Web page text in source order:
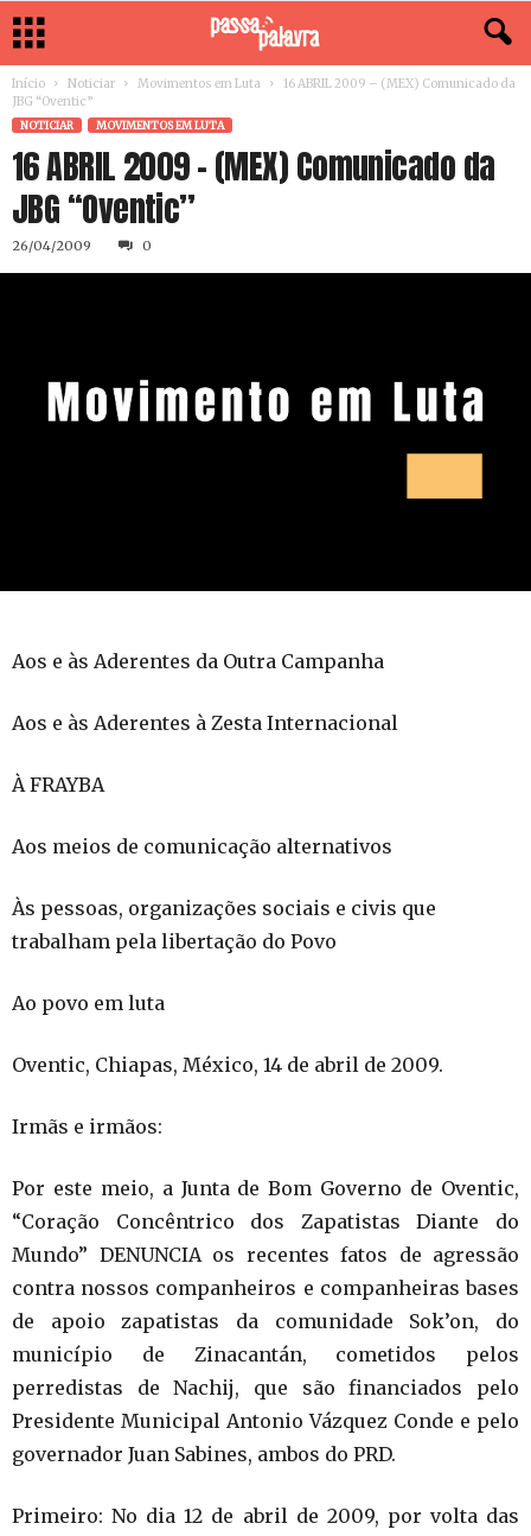
Início Noticiar Movimentos em Luta
16 ABRIL 2009 – (MEX) Comunicado da
JBG “Oventic”
NOTICIAR MOVIMENTOS EM LUTA
16 ABRIL 2009 – (MEX) Comunicado da
JBG “Oventic”
26/04/2009 0
Aos e às Aderentes da Outra Campanha
Aos e às Aderentes à Zesta Internacional
À FRAYBA
Aos meios de comunicação alternativos
Às pessoas, organizações sociais e civis que
trabalham pela libertação do Povo
Ao povo em luta
Oventic, Chiapas, México, 14 de abril de 2009.
Irmãs e irmãos:
Por este meio, a Junta de Bom Governo de Oventic,
“Coração Concêntrico dos Zapatistas Diante do
Mundo” DENUNCIA os recentes fatos de agressão
contra nossos companheiros e companheiras bases
de apoio zapatistas da comunidade Sok’on, do
município de Zinacantán, cometidos pelos
perredistas de Nachij, que são financiados pelo
Presidente Municipal Antonio Vázquez Conde e pelo
governador Juan Sabines, ambos do PRD.
Primeiro: No dia 12 de abril de 2009, por volta das